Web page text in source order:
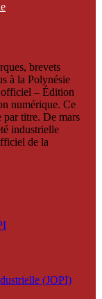
brevets
à la Polynésie
officiel – Édition
numérique. Ce
par titre. De mars
industrielle
de la
(JOPI)